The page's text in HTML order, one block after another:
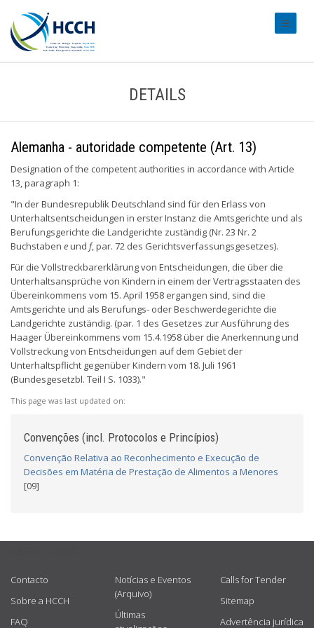
DETAILS
Alemanha - autoridade competente (Art. 13)
Designation of the competent authorities in accordance with Article
13, paragraph 1:
"In der Bundesrepublik Deutschland sind für den Erlass von
Unterhaltsentscheidungen in erster Instanz die Amtsgerichte und als
Berufungsgerichte die Landgerichte zuständig (Nr. 23 Nr. 2
Buchstaben eund f, par. 72 des Gerichtsverfassungsgesetzes).
Für die Vollstreckbarerklärung von Entscheidungen, die über die
Unterhaltsansprüche von Kindern in einem der Vertragsstaaten des
Übereinkommens vom 15. April 1958 ergangen sind, sind die
Amtsgerichte und als Berufungs- oder Beschwerdegerichte die
Landgerichte zuständig. (par. 1 des Gesetzes zur Ausführung des
Haager Übereinkommens vom 15.4.1958 über die Anerkennung und
Vollstreckung von Entscheidungen auf dem Gebiet der
Unterhaltspflicht gegenüber Kindern vom 18. Juli 1961
(Bundesgesetzbl. Teil I S. 1033)."
This page was last updated on:
Convenções (incl. Protocolos e Princípios)
Convenção Relativa ao Reconhecimento e Execução de
Decisões em Matéria de Prestação de Alimentos a Menores
[09]
Contacto
Sobre a HCCH
FAQ
Notícias e Eventos
(Arquivo)
Últimas
Calls for Tender
Sitemap
Advertência jurídica